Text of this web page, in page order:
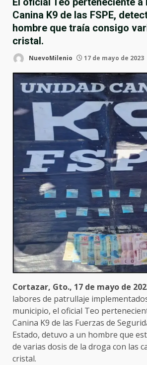
Canina K9 de las FSPE,
hombre que traía consigo
cristal.
NuevoMilenio 17 de mayo de 2023
Cortazar, Gto., 17 de mayo de
labores de patrullaje
municipio, el oficial Teo
Canina K9 de las Fuerzas de
Estado, detuvo a un hombre que
de varias dosis de la droga con las
cristal.